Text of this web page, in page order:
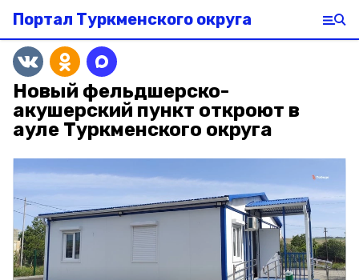
Портал Туркменского округа
Новый фельдшерско-
акушерский пункт откроют в
ауле Туркменского округа